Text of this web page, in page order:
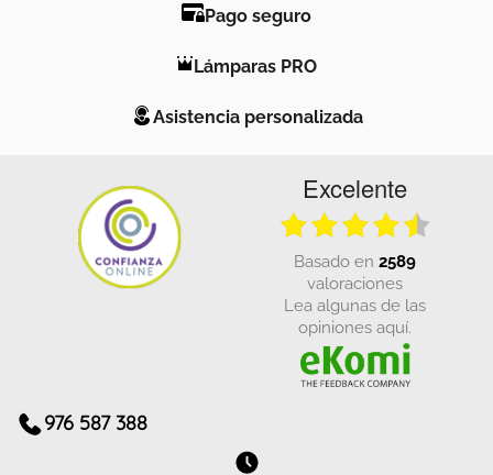
Pago seguro
Lámparas PRO
Asistencia personalizada
Excelente
basado en 2589
valoraciones
Lea algunas de las
opiniones aquí.
976 587 388